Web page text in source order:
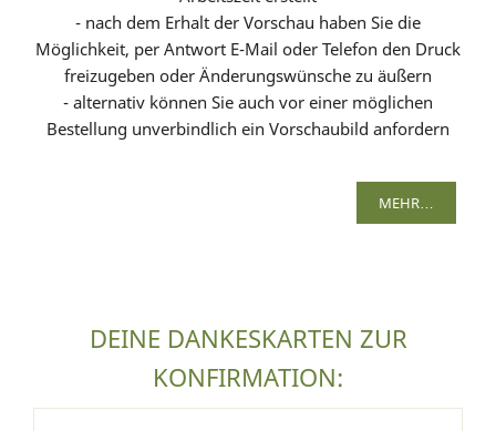
- nach dem Erhalt der Vorschau haben Sie die
Möglichkeit, per Antwort E-Mail oder Telefon den Druck
freizugeben oder Änderungswünsche zu äußern
- alternativ können Sie auch vor einer möglichen
Bestellung unverbindlich ein Vorschaubild anfordern
MEHR…
DEINE DANKESKARTEN ZUR
KONFIRMATION: